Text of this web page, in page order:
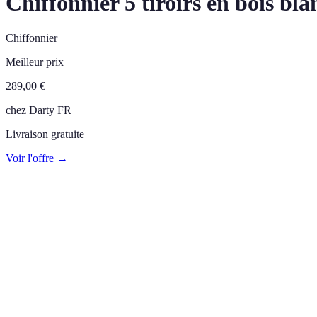
Chiffonnier
Meilleur prix
289,00 €
chez Darty FR
Livraison gratuite
Voir l'offre →